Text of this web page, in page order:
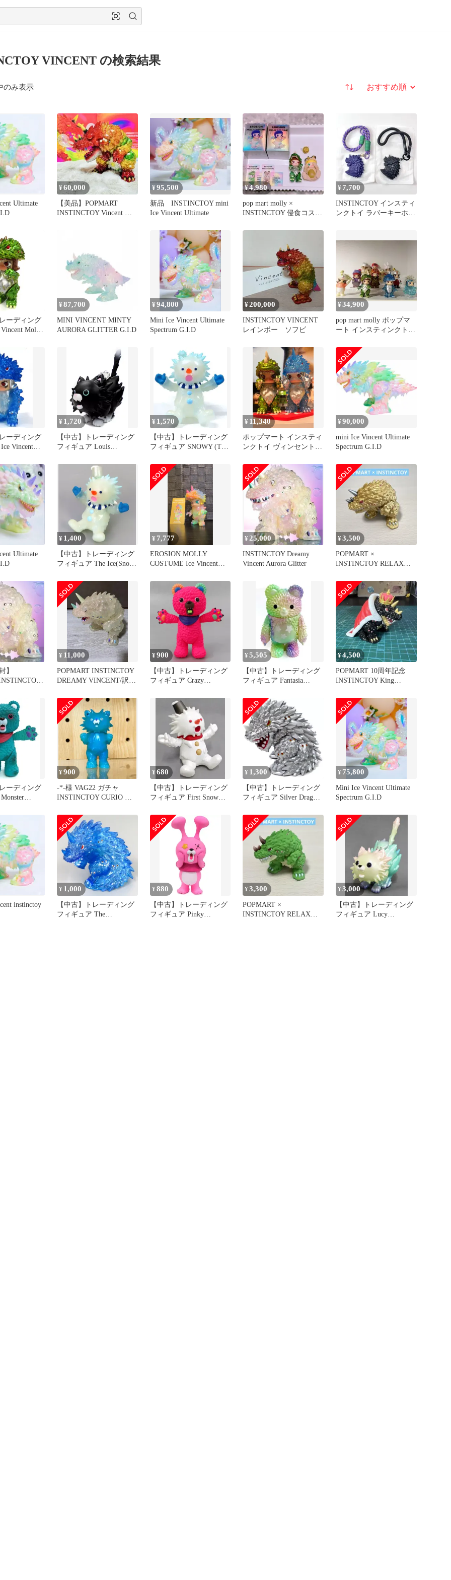
VINCENT の検索結果
のみ表示 並び替え
Ultimate
¥60,000
【美品】POPMART
INSTINCTOY Vincent 大
¥95,500
新品 INSTINCTOY mini
Ice Vincent Ultimate
¥4,980
pop mart molly ×
INSTINCTOY 侵食コスチ
¥ 7,700
INSTINCTOY インスティ
ンクトイ ラバーキーホル
ーディング
Molly
EROSION
シリ
¥ 87,700
MINI VINCENT MINTY
AURORA GLITTER G.I.D
¥94,800
Mini Ice Vincent Ultimate
Spectrum G.I.D
¥200,000
INSTINCTOY VINCENT
レインボー ソフビ
¥34,900
pop mart molly ポップマ
ート インスティンクト
ーディング
Vincent
シリーズ」
¥ 1,720
【中古】トレーディング
フィギュア Louis
TOY SHOK シリーズ1」
¥ 1,570
【中古】トレーディング
フィギュア SNOWY (The
INSTINCTOY ×
POPMART SERIES1
SHOCKシリーズ」
¥ 11,340
ポップマート インスティ
ンクトイ ヴィンセント
¥90,000
mini Ice Vincent Ultimate
Spectrum G.I.D
Ultimate
¥ 1,400
【中古】トレーディング
フィギュア The Ice(Snow
「POPMART×INSTINC
TOY SHOK シリーズ1」
¥ 7,777
EROSION MOLLY
COSTUME Ice Vincent
¥ 25,000
INSTINCTOY Dreamy
Vincent Aurora Glitter
¥3,500
POPMART ×
INSTINCTOY RELAX
】
¥ 11,000
POPMART INSTINCTOY
DREAMY VINCENT/訳あ
¥900
【中古】トレーディング
フィギュア Crazy
TOY SHOK シリーズ1」
¥5,505
【中古】トレーディング
フィギュア Fantasia
TOY SHOK シリーズ1」
¥4,500
POPMART 10周年記念
INSTINCTOY King
ーディング
リーズ1」
¥900
˗*˗様 VAG22 ガチャ
INSTINCTOY CURIO イ
¥680
【中古】トレーディング
フィギュア First Snow
TOY SHOK シリーズ1」
¥ 1,300
【中古】トレーディング
フィギュア Silver Dragon
TOY SHOK シリーズ1」
¥ 75,800
Mini Ice Vincent Ultimate
Spectrum G.I.D
instinctoy
¥ 1,000
【中古】トレーディング
フィギュア The
¥880
【中古】トレーディング
フィギュア Pinky
¥3,300
POPMART ×
INSTINCTOY RELAX
¥3,000
【中古】トレーディング
フィギュア Lucy